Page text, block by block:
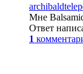
Мне
Ответ
1